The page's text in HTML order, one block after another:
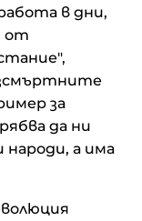
в дни,
от
за
да ни
народи, а има